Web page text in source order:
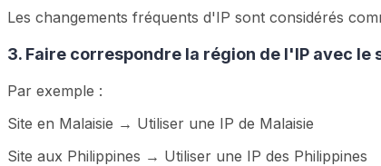
Les changements fréquents d'IP sont considérés
3. Faire correspondre la région de l'IP avec le
Par exemple :
Site en Malaisie → Utiliser une IP de Malaisie
Site aux Philippines → Utiliser une IP des Philippines